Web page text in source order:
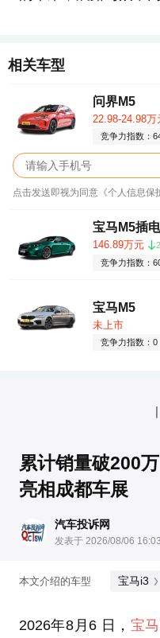
相关车型
问界M5
22.98-24.98万
竞争力指数：
点击发送即视为同意《个人信息保
宝马M5插电
146.89万元
竞争力指数：
宝马M5
未上市
竞争力指数：0
累计销量破200
亮相成都车展
汽车投诉网
发表于 2026/08/06 16:03
本文介绍的车型 宝马i3
2026年8月6 日， 宝马